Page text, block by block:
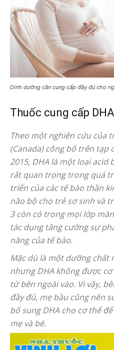
Dinh dưỡng cần cung cấp đầy đủ cho
Thuốc cung cấp
Theo một nghiên cứu của
(Canada) công bố trên tạp
2015, DHA là một loại acid
rất quan trọng trong quá
triển của các tế bào thần
não bộ cho trẻ sơ sinh và
3 còn có trong mọi lớp
tác dụng tăng cường sự
năng của tế bào.
Mặc dù là một dưỡng chất
nhưng DHA không được
từ bên ngoài vào. Vì vậy,
đầy đủ, mẹ bầu cũng nên
bổ sung DHA cho cơ thể
mẹ và bé.